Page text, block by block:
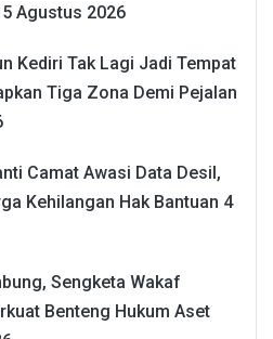
5 Agustus 2026
Kediri Tak Lagi Jadi Tempat
Tiga Zona Demi Pejalan
Camat Awasi Data Desil,
Kehilangan Hak Bantuan 4
Sengketa Wakaf
Benteng Hukum Aset